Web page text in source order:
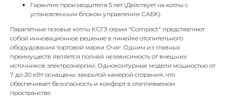
Гарантия производителя 5 лет (Действует на котлы с
установленным блоком управления САБК).
Парапетные газовые котлы КСГЗ серии "Compact" представляют
собой инновационное решение в линейке отопительного
оборудования торговой марки Очаг. Одним из главных
преимуществ является полная независимость от внешних
источников электроэнергии. Одноконтурные модели мощностью от
7 до 20 кВт оснащены закрытой камерой сгорания, что
обеспечивает безопасность и комфорт в отапливаемом
пространстве.
Телефон
8 495 233-79-79
Почта
iceicemarket@yandex.ru
8 985 233-79-79